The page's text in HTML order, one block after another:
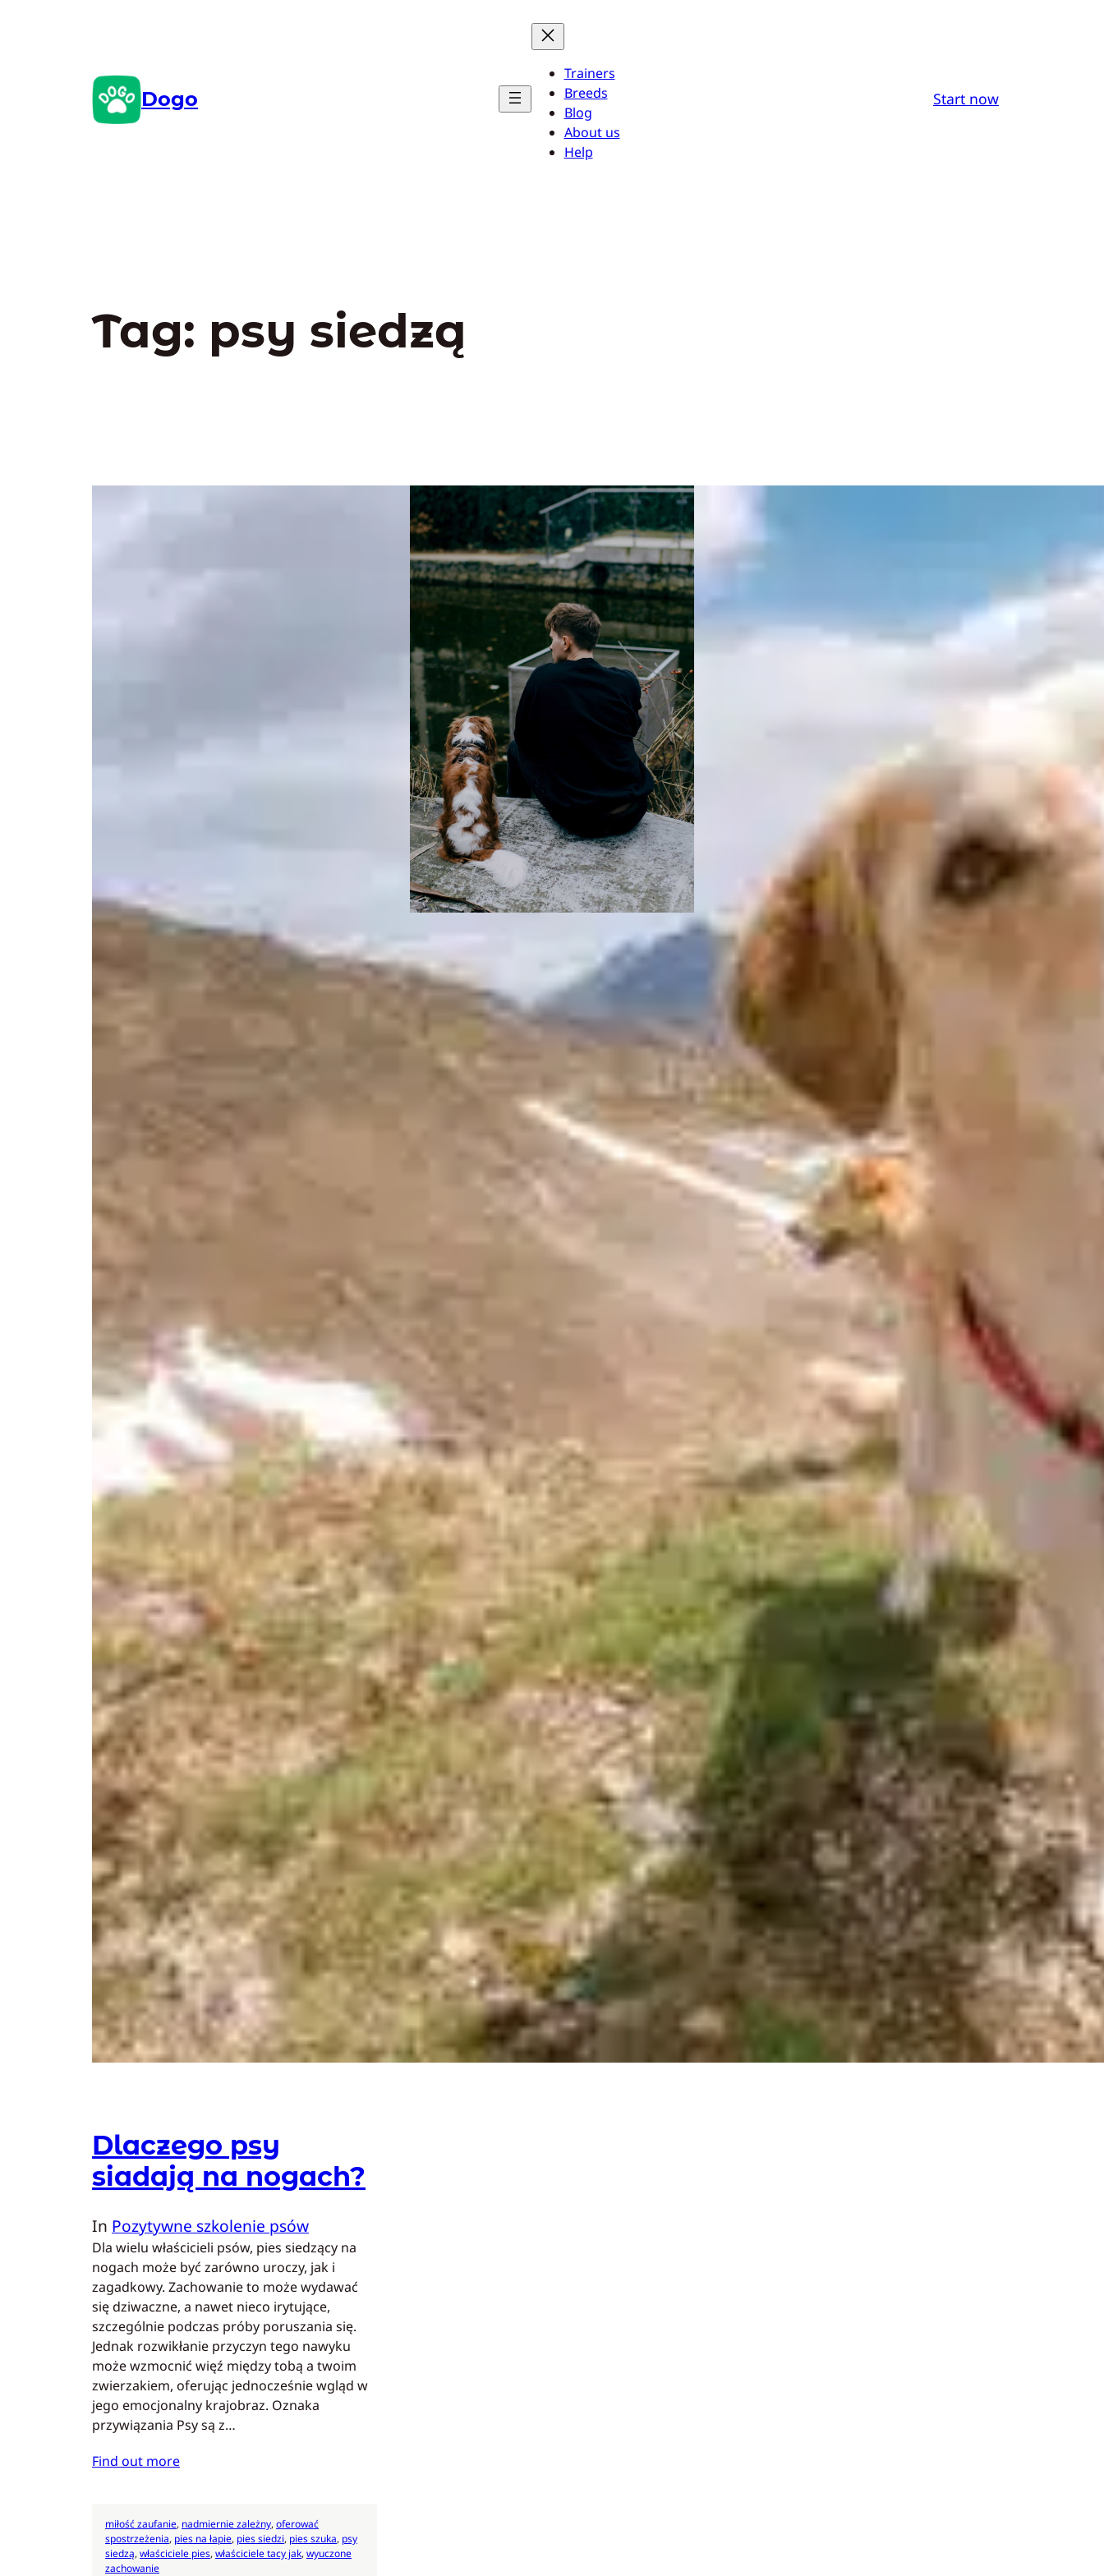
Dogo
Trainers
Breeds
Blog
About us
Help
Start now
Tag: psy siedzą
Dlaczego psy
siadają na nogach?
In Pozytywne szkolenie psów
Dla wielu właścicieli psów, pies siedzący na
nogach może być zarówno uroczy, jak i
zagadkowy. Zachowanie to może wydawać
się dziwaczne, a nawet nieco irytujące,
szczególnie podczas próby poruszania się.
Jednak rozwikłanie przyczyn tego nawyku
może wzmocnić więź między tobą a twoim
zwierzakiem, oferując jednocześnie wgląd w
jego emocjonalny krajobraz. Oznaka
przywiązania Psy są z…
Find out more
miłość zaufanie, nadmiernie zależny, oferować
spostrzeżenia, pies na łapie, pies siedzi, pies szuka, psy
siedzą, właściciele pies, właściciele tacy jak, wyuczone
zachowanie
Dlaczego mój pies
na mnie siada?
Pozytywne szkolenie psów
Jeśli twój pies wskakuje ci na kolana lub wtula
się w twój bok podczas przytulnego
popołudnia, możesz zastanawiać się nad jego
motywami. Takie zachowanie, choć czasami
zabawne lub nieco irytujące, jest
zakorzenione w instynktach i emocjach psa.
Zrozumienie tego zachowania może
futrzanego przyjaciela. Instynkt stadny Psy są
oferowanie smakołyków
starsze psy, starszy pies